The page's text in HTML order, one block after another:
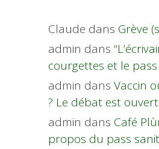
Claude dans Grève
admin dans
courgettes et le
admin dans Vaccin
? Le débat est ouvert
admin dans Café
propos du pass